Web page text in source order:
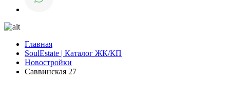
Главная
SoulEstate | Каталог ЖК/КП
Новостройки
Саввинская 27